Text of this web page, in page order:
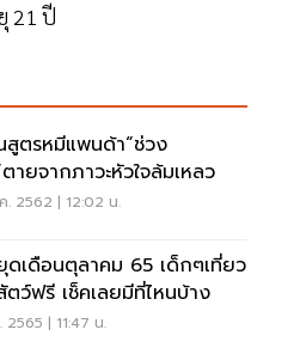
21 ปี
สูตรหมีแพนด้า“ช่วง
ายจากภาวะหัวใจล้มเหลว
. 2562 | 12:02 น.
ดเดือนตุลาคม 65 เด็กๆเที่ยว
ตว์ฟรี เช็คเลยมีที่ไหนบ้าง
2565 | 11:47 น.